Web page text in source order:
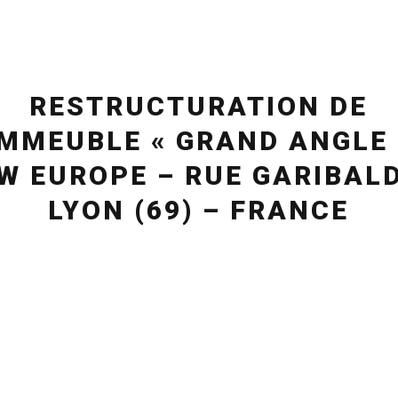
RESTRUCTURATION DE
« GRAND ANGLE
EUROPE – RUE
LYON (69) – FRANCE